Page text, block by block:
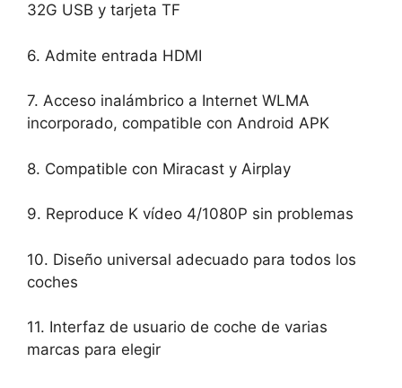
32G USB y tarjeta TF
6. Admite entrada HDMI
7. Acceso inalámbrico a Internet WLMA
incorporado, compatible con Android APK
8. Compatible con Miracast y Airplay
9. Reproduce K vídeo 4/1080P sin problemas
10. Diseño universal adecuado para todos los
coches
11. Interfaz de usuario de coche de varias
marcas para elegir